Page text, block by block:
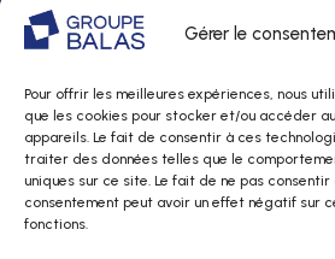
Gérer le
Pour offrir les meilleures expériences, nous
que les cookies pour stocker et/ou accéder
appareils. Le fait de consentir à ces
traiter des données telles que le
uniques sur ce site. Le fait de ne pas
consentement peut avoir un effet négatif sur
fonctions.
Actualités
Politique de confidentialité
Mentions légales & Gestion des